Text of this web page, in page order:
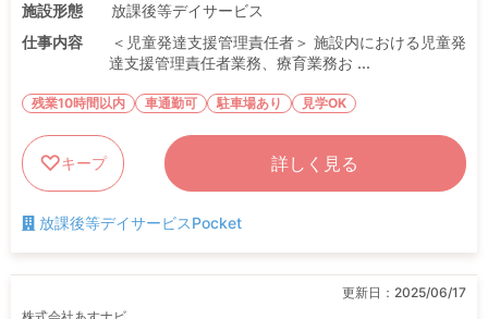
施設形態
放課後等デイサービス
仕事内容
＜児童発達支援管理責任者＞ 施設内における児童発
達支援管理責任者業務、療育業務お ...
残業10時間以内 車通勤可 駐車場あり 見学OK
キープ 詳しく見る
放課後等デイサービスPocket
更新日： 2025/06/17